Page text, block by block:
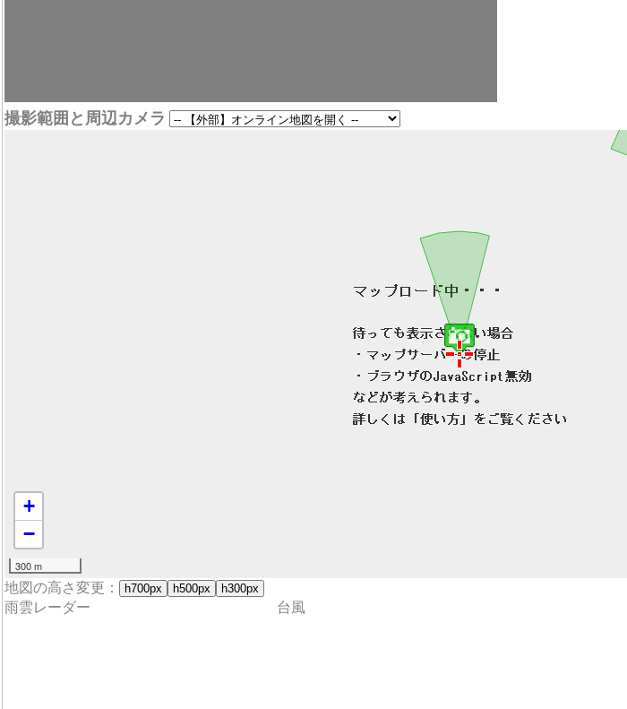
撮影範囲と周辺カメラ
+
−
300 m
地図の高さ変更： h700px h500px h300px
雨雲レーダー 台風